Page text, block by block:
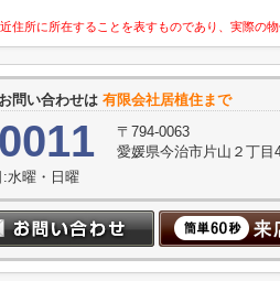
住所に所在することを表すものであり、実際の物
問い合わせは 有限会社居植住まで
〒794-0063
愛媛県今治市片山２丁目
:水曜・日曜